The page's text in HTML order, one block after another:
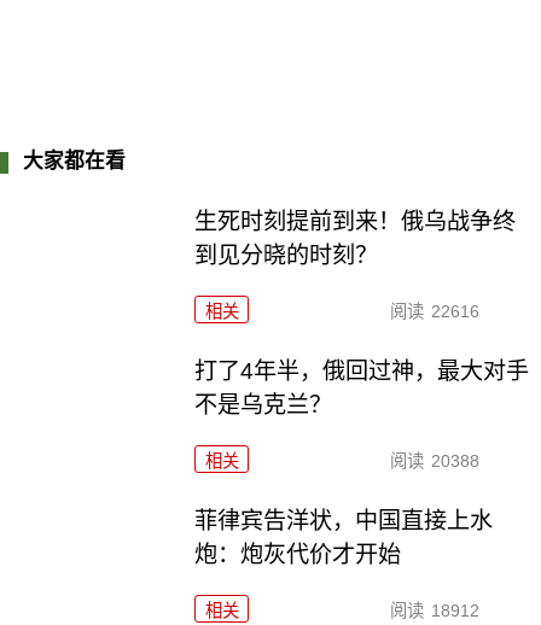
大家都在看
生死时刻提前到来！俄乌战争终
到见分晓的时刻？
相关 阅读 22616
打了4年半，俄回过神，最大对手
不是乌克兰？
相关 阅读 20388
菲律宾告洋状，中国直接上水
炮：炮灰代价才开始
相关 阅读 18912